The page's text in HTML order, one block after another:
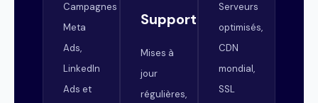
Campagnes
Meta
Ads,
LinkedIn
Ads et
Support
Mises à
jour
régulières,
Serveurs
optimisés,
CDN
mondial,
SSL